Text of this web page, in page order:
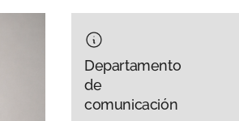
Departamento
de
comunicación